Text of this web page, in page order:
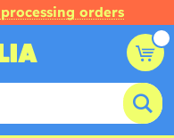
orders